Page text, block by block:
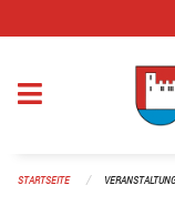
STARTSEITE